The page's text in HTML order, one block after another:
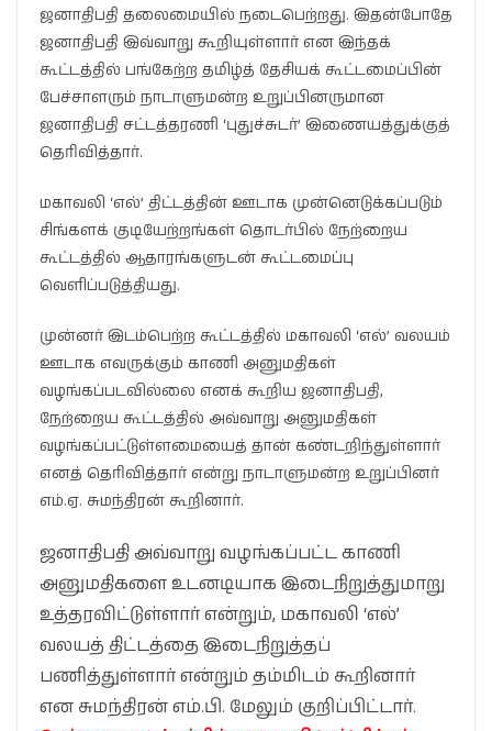
ஜனாதிபதி தலைமையில் நடைபெற்றது. இதன்போதே
ஜனாதிபதி இவ்வாறு கூறியுள்ளார் என இந்தக்
கூட்டத்தில் பங்கேற்ற தமிழ்த் தேசியக் கூட்டமைப்பின்
பேச்சாளரும் நாடாளுமன்ற உறுப்பினருமான
ஜனாதிபதி சட்டத்தரணி ‘புதுச்சுடர்’ இணையத்துக்குத்
தெரிவித்தார்.
மகாவலி ‘எல்’ திட்டத்தின் ஊடாக முன்னெடுக்கப்படும்
சிங்களக் குடியேற்றங்கள் தொடர்பில் நேற்றைய
கூட்டத்தில் ஆதாரங்களுடன் கூட்டமைப்பு
வெளிப்படுத்தியது.
முன்னர் இடம்பெற்ற கூட்டத்தில் மகாவலி ‘எல்’ வலயம்
ஊடாக எவருக்கும் காணி அனுமதிகள்
வழங்கப்படவில்லை எனக் கூறிய ஜனாதிபதி,
நேற்றைய கூட்டத்தில் அவ்வாறு அனுமதிகள்
வழங்கப்பட்டுள்ளமையைத் தான் கண்டறிந்துள்ளார்
எனத் தெரிவித்தார் என்று நாடாளுமன்ற உறுப்பினர்
எம்.ஏ. சுமந்திரன் கூறினார்.
ஜனாதிபதி அவ்வாறு வழங்கப்பட்ட காணி
அனுமதிகளை உடனடியாக இடைநிறுத்துமாறு
உத்தரவிட்டுள்ளார் என்றும், மகாவலி ‘எல்’
வலயத் திட்டத்தை இடைநிறுத்தப்
பணித்துள்ளார் என்றும் தம்மிடம் கூறினார்
என சுமந்திரன் எம்.பி. மேலும் குறிப்பிட்டார்.